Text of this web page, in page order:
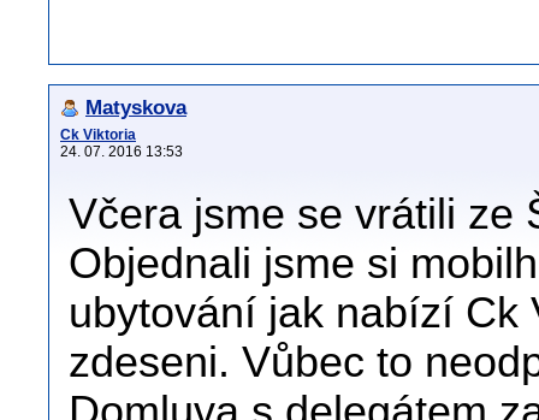
Matyskova
Ck Viktoria
24. 07. 2016 13:53
Včera jsme se vrátili ze
Objednali jsme si
ubytování jak nabízí Ck
zdeseni. Vůbec to